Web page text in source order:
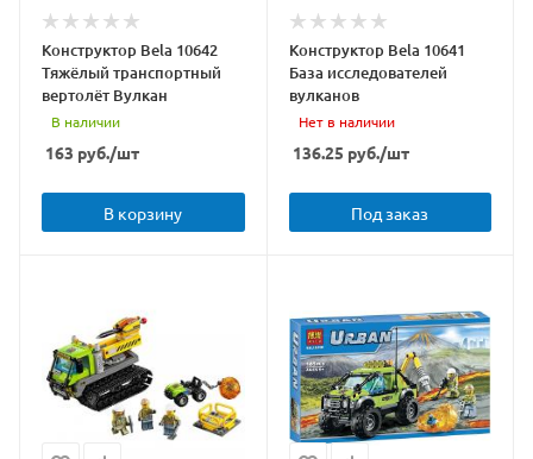
Конструктор Bela 10642
Тяжёлый транспортный
вертолёт Вулкан
В наличии
163 руб./шт
В корзину
Конструктор Bela 10641
База исследователей
вулканов
Нет в наличии
136.25 руб./шт
Под заказ